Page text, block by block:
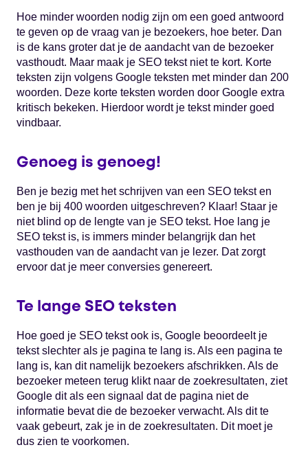
Hoe minder woorden nodig zijn om een goed antwoord
te geven op de vraag van je bezoekers, hoe beter. Dan
is de kans groter dat je de aandacht van de bezoeker
vasthoudt. Maar maak je SEO tekst niet te kort. Korte
teksten zijn volgens Google teksten met minder dan 200
woorden. Deze korte teksten worden door Google extra
kritisch bekeken. Hierdoor wordt je tekst minder goed
vindbaar.
Genoeg is genoeg!
Ben je bezig met het schrijven van een SEO tekst en
ben je bij 400 woorden uitgeschreven? Klaar! Staar je
niet blind op de lengte van je SEO tekst. Hoe lang je
SEO tekst is, is immers minder belangrijk dan het
vasthouden van de aandacht van je lezer. Dat zorgt
ervoor dat je meer conversies genereert.
Te lange SEO teksten
Hoe goed je SEO tekst ook is, Google beoordeelt je
tekst slechter als je pagina te lang is. Als een pagina te
lang is, kan dit namelijk bezoekers afschrikken. Als de
bezoeker meteen terug klikt naar de zoekresultaten, ziet
Google dit als een signaal dat de pagina niet de
informatie bevat die de bezoeker verwacht. Als dit te
vaak gebeurt, zak je in de zoekresultaten. Dit moet je
dus zien te voorkomen.